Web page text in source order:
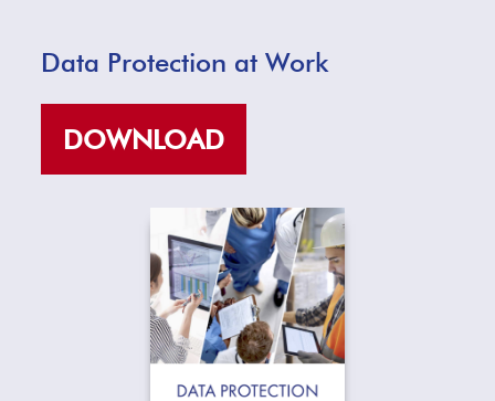
Data Protection at Work
DOWNLOAD